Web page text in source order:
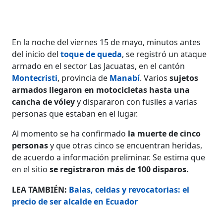
En la noche del viernes 15 de mayo, minutos antes
del inicio deltoque de queda, se registró un ataque
armado en el sector Las Jacuatas, en el cantón
Montecristi, provincia de Manabí. Varios sujetos
armados llegaron en motocicletas hasta una
cancha de vóleyy dispararon con fusiles a varias
personas que estaban en el lugar.
Al momento se ha confirmado la muerte de cinco
personasy que otras cinco se encuentran heridas,
de acuerdo a información preliminar. Se estima que
en el sitiose registraron más de 100 disparos.
LEA TAMBIÉN: Balas, celdas y revocatorias: el
precio de ser alcalde en Ecuador